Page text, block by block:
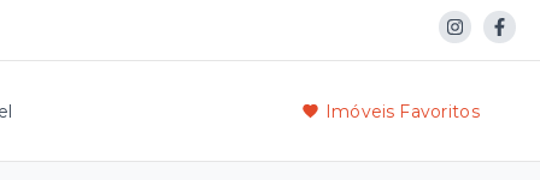
Imóveis Favoritos